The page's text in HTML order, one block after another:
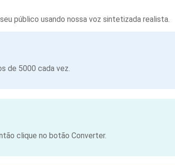
público usando nossa voz sintetizada realista.
de 5000 cada vez.
clique no botão Converter.